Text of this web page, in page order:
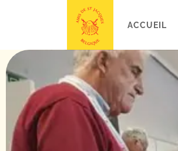
ACCUEIL